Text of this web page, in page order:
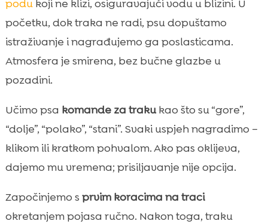
podukoji ne klizi, osiguravajući vodu u blizini. U
početku, dok traka ne radi, psu dopuštamo
istraživanje i nagrađujemo ga poslasticama.
Atmosfera je smirena, bez bučne glazbe u
pozadini.
Učimo psa komande za trakukao što su “gore”,
“dolje”, “polako”, “stani”. Svaki uspjeh nagradimo –
klikom ili kratkom pohvalom. Ako pas oklijeva,
dajemo mu vremena; prisiljavanje nije opcija.
Započinjemo s prvim koracima na traci
okretanjem pojasa ručno. Nakon toga, traku